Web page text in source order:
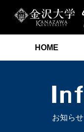
HOME
お知らせ